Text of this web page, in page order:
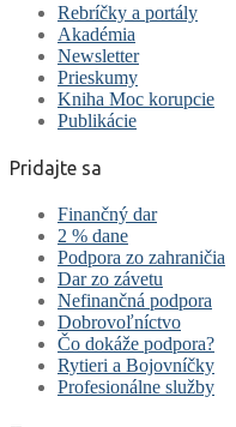
Rebríčky a portály
Akadémia
Newsletter
Prieskumy
Kniha Moc korupcie
Publikácie
Pridajte sa
Finančný dar
2 % dane
Podpora zo zahraničia
Dar zo závetu
Nefinančná podpora
Dobrovoľníctvo
Čo dokáže podpora?
Rytieri a Bojovníčky
Profesionálne služby